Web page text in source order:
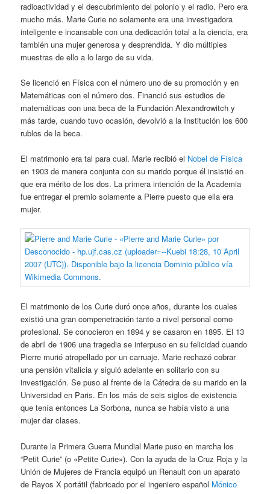
radioactividad y el descubrimiento del polonio y el radio. Pero era
mucho más. Marie Curie no solamente era una investigadora
inteligente e incansable con una dedicación total a la ciencia, era
también una mujer generosa y desprendida. Y dio múltiples
muestras de ello a lo largo de su vida.
Se licenció en Física con el número uno de su promoción y en
Matemáticas con el número dos. Financió sus estudios de
matemáticas con una beca de la Fundación Alexandrowitch y
más tarde, cuando tuvo ocasión, devolvió a la Institución los 600
rublos de la beca.
El matrimonio era tal para cual. Marie recibió el Nobel de Física
en 1903 de manera conjunta con su marido porque él insistió en
que era mérito de los dos. La primera intención de la Academia
fue entregar el premio solamente a Pierre puesto que ella era
mujer.
El matrimonio de los Curie duró once años, durante los cuales
existió una gran compenetración tanto a nivel personal como
profesional. Se conocieron en 1894 y se casaron en 1895. El 13
de abril de 1906 una tragedia se interpuso en su felicidad cuando
Pierre murió atropellado por un carruaje. Marie rechazó cobrar
una pensión vitalicia y siguió adelante en solitario con su
investigación. Se puso al frente de la Cátedra de su marido en la
Universidad en Paris. En los más de seis siglos de existencia
que tenía entonces La Sorbona, nunca se había visto a una
mujer dar clases.
Durante la Primera Guerra Mundial Marie puso en marcha los
“Petit Curie” (o «Petite Curie»). Con la ayuda de la Cruz Roja y la
Unión de Mujeres de Francia equipó un Renault con un aparato
de Rayos X portátil (fabricado por el ingeniero español Mónico